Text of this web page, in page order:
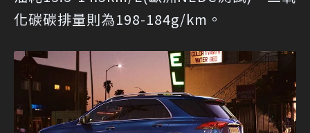
化碳碳排量則為198-184g/km。